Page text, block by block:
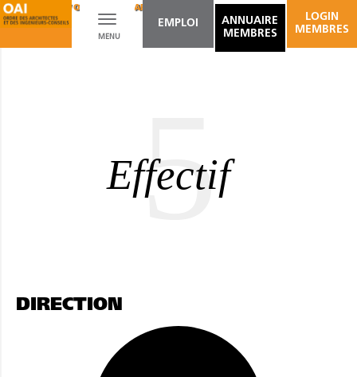
Toggle
navigation
MENU
EMPLOI
ANNUAIRE
MEMBRES
LOGIN
MEMBRES
BÂTIMENTS / OUVRAGES D'ART
5
Effectif
DIRECTION